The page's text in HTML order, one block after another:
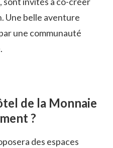
Une belle aventure
une communauté
de la Monnaie
?
des espaces